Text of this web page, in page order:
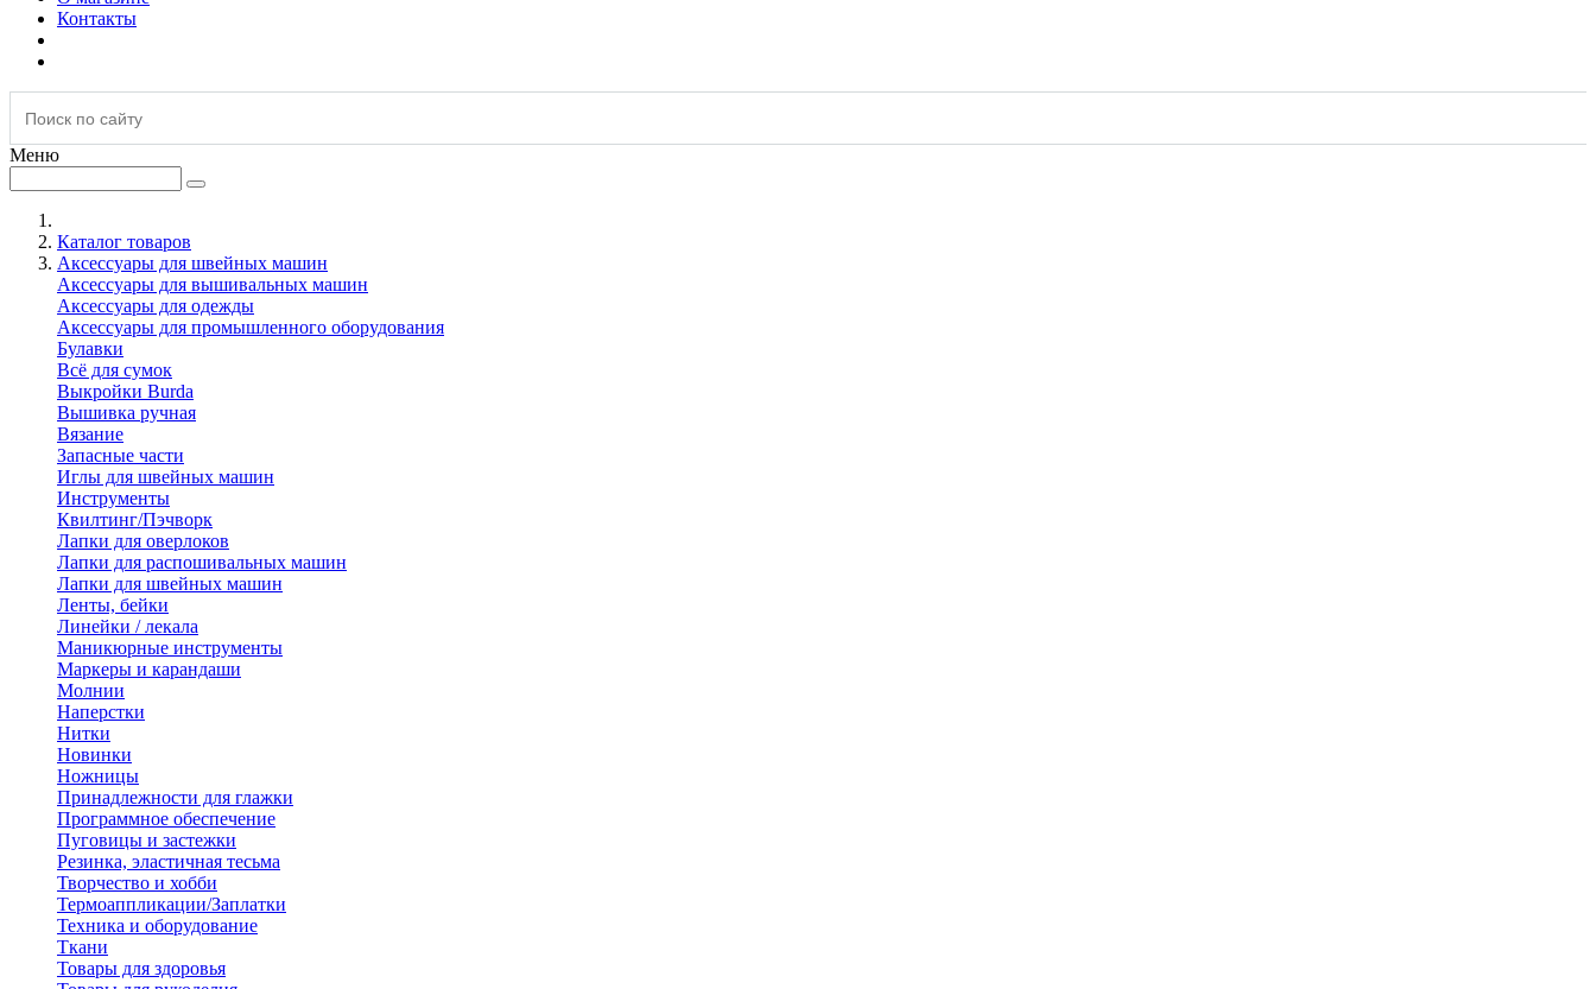
Контакты
Меню
Каталог товаров
Аксессуары для швейных машин
Аксессуары для вышивальных машин
Аксессуары для одежды
Аксессуары для промышленного оборудования
Булавки
Всё для сумок
Выкройки Burda
Вышивка ручная
Вязание
Запасные части
Иглы для швейных машин
Инструменты
Квилтинг/Пэчворк
Лапки для оверлоков
Лапки для распошивальных машин
Лапки для швейных машин
Ленты, бейки
Линейки / лекала
Маникюрные инструменты
Маркеры и карандаши
Молнии
Наперстки
Нитки
Новинки
Ножницы
Принадлежности для глажки
Программное обеспечение
Пуговицы и застежки
Резинка, эластичная тесьма
Творчество и хобби
Термоаппликации/Заплатки
Техника и оборудование
Ткани
Товары для здоровья